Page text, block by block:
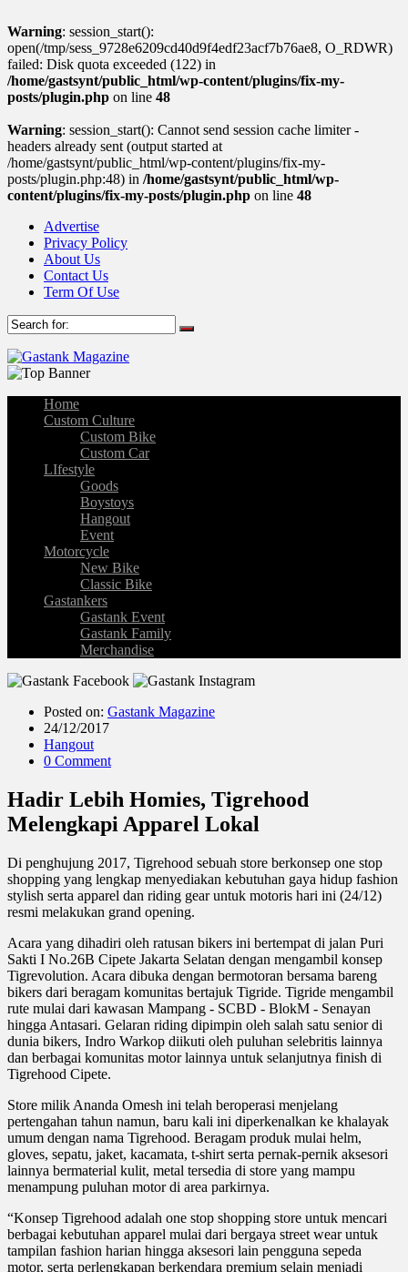
Warning: session_start():
open(/tmp/sess_9728e6209cd40d9f4edf23acf7b76ae8, O_RDWR)
failed: Disk quota exceeded (122) in
/home/gastsynt/public_html/wp-content/plugins/fix-my-
posts/plugin.php on line 48
Warning: session_start(): Cannot send session cache limiter -
headers already sent (output started at
/home/gastsynt/public_html/wp-content/plugins/fix-my-
posts/plugin.php:48) in /home/gastsynt/public_html/wp-
content/plugins/fix-my-posts/plugin.php on line 48
Advertise
Privacy Policy
About Us
Contact Us
Term Of Use
Home
Custom Culture
Custom Bike
Custom Car
LIfestyle
Goods
Boystoys
Hangout
Event
Motorcycle
New Bike
Classic Bike
Gastankers
Gastank Event
Gastank Family
Merchandise
Posted on: Gastank Magazine
24/12/2017
Hangout
0 Comment
Hadir Lebih Homies, Tigrehood
Melengkapi Apparel Lokal
Di penghujung 2017, Tigrehood sebuah store berkonsep one stop
shopping yang lengkap menyediakan kebutuhan gaya hidup fashion
stylish serta apparel dan riding gear untuk motoris hari ini (24/12)
resmi melakukan grand opening.
Acara yang dihadiri oleh ratusan bikers ini bertempat di jalan Puri
Sakti I No.26B Cipete Jakarta Selatan dengan mengambil konsep
Tigrevolution. Acara dibuka dengan bermotoran bersama bareng
bikers dari beragam komunitas bertajuk Tigride. Tigride mengambil
rute mulai dari kawasan Mampang - SCBD - BlokM - Senayan
hingga Antasari. Gelaran riding dipimpin oleh salah satu senior di
dunia bikers, Indro Warkop diikuti oleh puluhan selebritis lainnya
dan berbagai komunitas motor lainnya untuk selanjutnya finish di
Tigrehood Cipete.
Store milik Ananda Omesh ini telah beroperasi menjelang
pertengahan tahun namun, baru kali ini diperkenalkan ke khalayak
umum dengan nama Tigrehood. Beragam produk mulai helm,
gloves, sepatu, jaket, kacamata, t-shirt serta pernak-pernik aksesori
lainnya bermaterial kulit, metal tersedia di store yang mampu
menampung puluhan motor di area parkirnya.
“Konsep Tigrehood adalah one stop shopping store untuk mencari
berbagai kebutuhan apparel mulai dari bergaya street wear untuk
tampilan fashion harian hingga aksesori lain pengguna sepeda
motor, serta perlengkapan berkendara premium selain menjadi